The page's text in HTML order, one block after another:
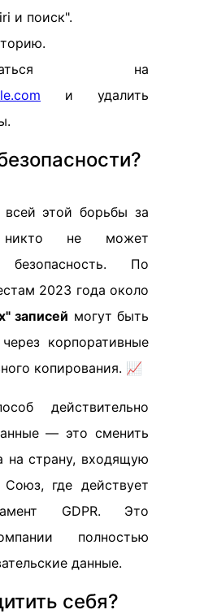
и поиск".
на
и удалить
этой борьбы за
никто не может
безопасность. По
2023 года около
записей могут быть
корпоративные
копирования. 📈
действительно
— это сменить
на страну, входящую
где действует
GDPR. Это
полностью
данные.
себя?